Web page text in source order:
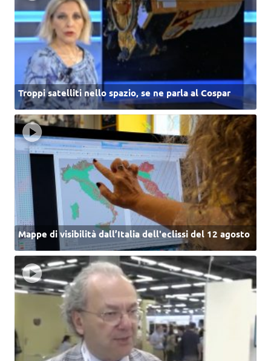
Troppi satelliti nello spazio, se ne parla al Cospar
Mappe di visibilità dall’Italia dell'eclissi del 12 agosto